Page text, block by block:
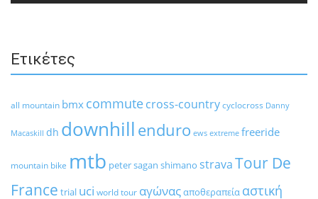
Ετικέτες
all mountain bmx commutecross-countrycyclocross Danny
Macaskill dh downhill enduro ews extreme freeride
mountain bike mtb peter sagan shimano stravaTour De
France trial uci world tour αγώναςαποθεραπεία αστική